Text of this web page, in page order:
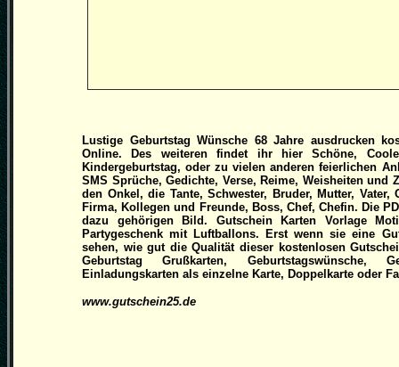
Lustige Geburtstag Wünsche 68 Jahre ausdrucken
Online. Des weiteren findet ihr hier Schöne,
Kindergeburtstag, oder zu vielen anderen feierlichen
SMS Sprüche, Gedichte, Verse, Reime, Weisheiten
den Onkel, die Tante, Schwester, Bruder, Mutter,
Firma, Kollegen und Freunde, Boss, Chef, Chefin. Die
dazu gehörigen Bild. Gutschein Karten Vorlage
Partygeschenk mit Luftballons. Erst wenn sie eine
sehen, wie gut die Qualität dieser kostenlosen
Geburtstag Grußkarten, Geburtstagswünsche,
Einladungskarten als einzelne Karte, Doppelkarte oder
www.gutschein25.de